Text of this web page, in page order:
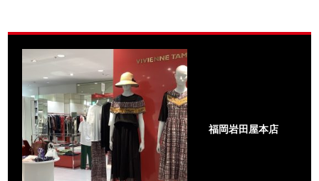
福岡岩田屋本店